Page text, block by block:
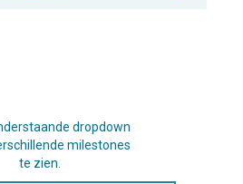
dropdown
milestones
te zien.